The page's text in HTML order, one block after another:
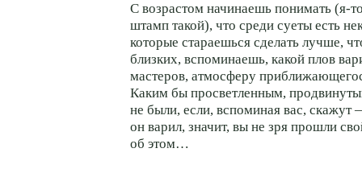
С возрастом начинаешь понимать (я-
штамп такой), что среди суеты есть
которые стараешься сделать лучше,
близких, вспоминаешь, какой плов
мастеров, атмосферу
Каким бы просветленным,
не были, если, вспоминая вас, скажут
он варил, значит, вы не зря прошли
об этом…